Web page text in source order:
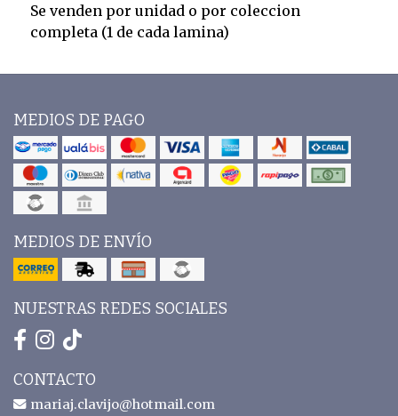
Se venden por unidad o por coleccion
completa (1 de cada lamina)
MEDIOS DE PAGO
MEDIOS DE ENVÍO
NUESTRAS REDES SOCIALES
CONTACTO
mariaj.clavijo@hotmail.com